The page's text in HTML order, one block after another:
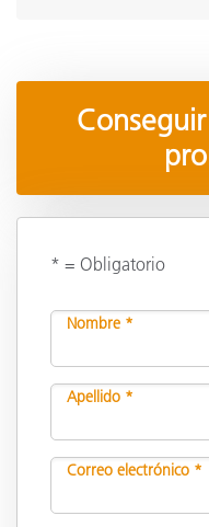
* = Obligatorio
Nombre *
Apellido *
Correo electrónico *